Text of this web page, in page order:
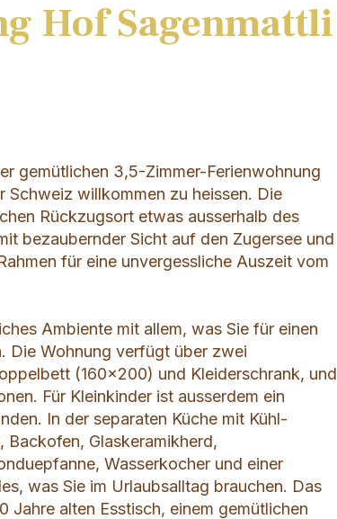
Hof Sagenmattli
gemütlichen 3,5-Zimmer-Ferienwohnung
Schweiz willkommen zu heissen. Die
Rückzugsort etwas ausserhalb des
bezaubernder Sicht auf den Zugersee und
für eine unvergessliche Auszeit vom
Ambiente mit allem, was Sie für einen
Die Wohnung verfügt über zwei
(160x200) und Kleiderschrank, und
Für Kleinkinder ist ausserdem ein
In der separaten Küche mit Kühl-
Backofen, Glaskeramikherd,
Wasserkocher und einer
was Sie im Urlaubsalltag brauchen. Das
Jahre alten Esstisch, einem gemütlichen